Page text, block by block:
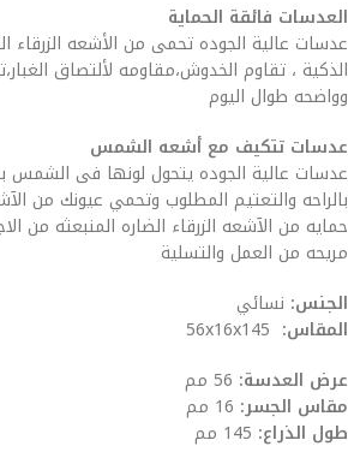
العدسات فائقة الحماية
عدسات عالية الجوده تحمى من الأشعه الزرقاء
الذكية ، تقاوم الخدوش،مقاومه لألتصاق
وواضحه طوال اليوم
عدسات تتكيف مع أشعه الشمس
عدسات عالية الجوده يتحول لونها فى الشمس
بالراحه والتعتيم المطلوب وتحمي عيونك من
حمايه من الآشعه الزرقاء الضاره المنبعثه من
مريحه من العمل والتسلية
الجنس: نسائي
المقاس:
عرض العدسة:
مقاس الجسر:
طول الذراع: